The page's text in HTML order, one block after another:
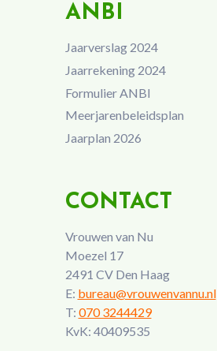
ANBI
Jaarverslag 2024
Jaarrekening 2024
Formulier ANBI
Meerjarenbeleidsplan
Jaarplan 2026
CONTACT
Vrouwen van Nu
Moezel 17
2491 CV Den Haag
E: bureau@vrouwenvannu.nl
T: 070 3244429
KvK: 40409535